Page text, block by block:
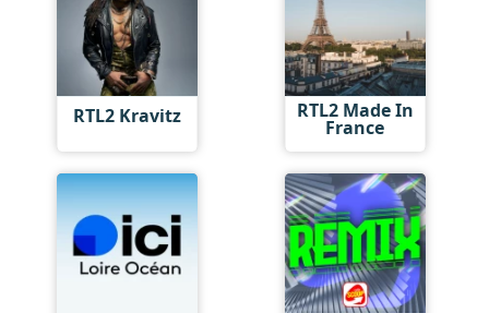
RTL2 Kravitz RTL2 Made In
France